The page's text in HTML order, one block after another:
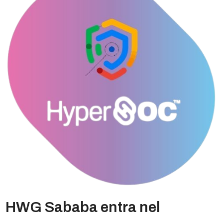
HWG Sababa entra nel